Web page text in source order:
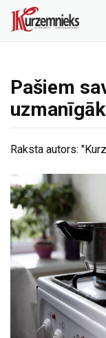
Pašiem
Raksta autors: